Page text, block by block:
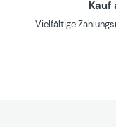
Kauf
Vielfältige